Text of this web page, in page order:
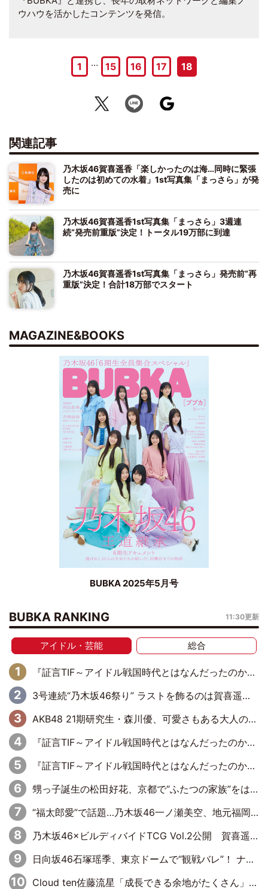
ウハウを活かしたコンテンツを発信。
1 … 15 16 17 18
関連記事
乃木坂46賀喜遥香「楽しかったのは海…同時に緊張
したのは初めての水着」1st写真集「まっさら」が発
売に
乃木坂46賀喜遥香1st写真集「まっさら」3週連
続“発売前重版”決定！トータル19万部に到達
乃木坂46賀喜遥香1st写真集「まっさら」発売前“再
重版”決定！合計18万部でスタート
MAGAZINE&BOOKS
BUBKA 2025年5月号
BUBKA RANKING 11:30更新
アイドル・芸能 総合
『証言TIF～アイドル戦国時代とはなんだったのか～』第6回：でんぱ組.inc・古川未鈴×相沢梨紗「『ハロプロやりたかったな』って言ったら、夢眠ねむさんに『てめえはでんぱ組．incなんだよ！』って肩パンされて(笑)」
3号連続“乃木坂46祭り” ラストを飾るのは賀喜遥香…5年ぶりの登場に「5年分大人になった私を見ていただけたら」
AKB48 21期研究生・森川優、可愛さもある大人の女性に
『証言TIF～アイドル戦国時代とはなんだったのか～』第11回：私立恵比寿中学・真山りか×安本彩花「TIFで10年ぶりのキョンシーメイクをしたら、場を完全に引かせてしまって。時代が変わったんだなって」
『証言TIF～アイドル戦国時代とはなんだったのか～』第10回：さくら学院・武藤彩未×飯田らうら「正直、中3で辞めるというのを信じてなくて。そう言われてはいたけど、嘘でしょって」
甥っ子誕生の松田好花、京都で“ふたつの家族”をはしご！ “母”黒谷友香に見送られ、“父”松岡昌宏とはハシゴ酒
“福太郎愛”で話題…乃木坂46一ノ瀬美空、地元福岡『めんべい25周年トップサポーター』に就任
乃木坂46×ビルディバイドTCG Vol.2公開 賀喜遥香＆田村真佑が『京まふ』ステージに登壇
日向坂46石塚瑶季、東京ドームで“観戦バレ”！ ナイツ・塙も認めた「巨人に詳しすぎるアイドル」は元VENUSスクール生で杉内コーチ推し⁉
Cloud ten佐藤流星「成長できる余地がたくさん」、本田高優「何度見ても飽きない公演に」